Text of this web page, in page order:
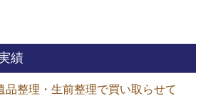
績
品整理・生前整理で買い取らせて